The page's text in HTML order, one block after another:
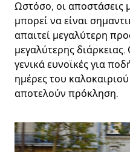
Ωστόσο, οι αποστάσεις
μπορεί να είναι
απαιτεί μεγαλύτερη
μεγαλύτερης διάρκειας.
γενικά ευνοϊκές για
ημέρες του
αποτελούν πρόκληση.